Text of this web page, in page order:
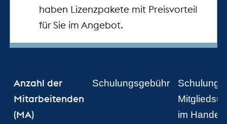
haben Lizenzpakete mit Preisvorteil
für Sie im Angebot.
Anzahl der
Mitarbeitenden
(MA)
Schulungsgebühr
im